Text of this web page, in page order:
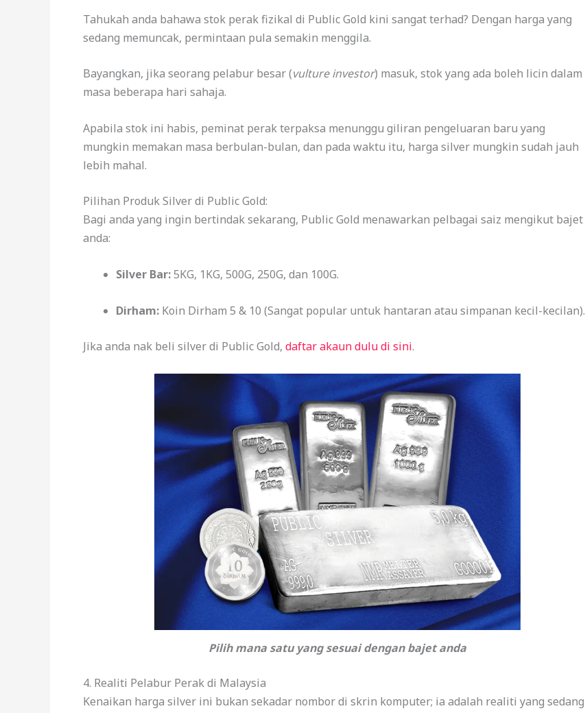
Tahukah anda bahawa stok perak fizikal di Public Gold kini sangat terhad? Dengan harga yang
sedang memuncak, permintaan pula semakin menggila.
Bayangkan, jika seorang pelabur besar (vulture investor) masuk, stok yang ada boleh licin dalam
masa beberapa hari sahaja.
Apabila stok ini habis, peminat perak terpaksa menunggu giliran pengeluaran baru yang
mungkin memakan masa berbulan-bulan, dan pada waktu itu, harga silver mungkin sudah jauh
lebih mahal.
Pilihan Produk Silver di Public Gold:
Bagi anda yang ingin bertindak sekarang, Public Gold menawarkan pelbagai saiz mengikut bajet
anda:
Silver Bar:5KG, 1KG, 500G, 250G, dan 100G.
Dirham: Koin Dirham 5 & 10 (Sangat popular untuk hantaran atau simpanan kecil-kecilan).
Jika anda nak beli silver di Public Gold, daftar akaun dulu di sini.
Pilih mana satu yang sesuai dengan bajet anda
4. Realiti Pelabur Perak di Malaysia
Kenaikan harga silver ini bukan sekadar nombor di skrin komputer; ia adalah realiti yang sedang